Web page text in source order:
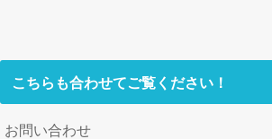
こちらも合わせてご覧ください！
お問い合わせ